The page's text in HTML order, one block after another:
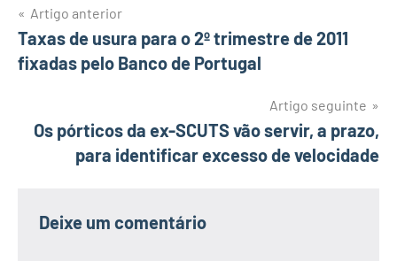
Navegação
de
Artigo anterior
Taxas de usura para o 2º trimestre de 2011
fixadas pelo Banco de Portugal
Artigo seguinte
Os pórticos da ex-SCUTS vão servir, a prazo,
para identificar excesso de velocidade
Deixe um comentário